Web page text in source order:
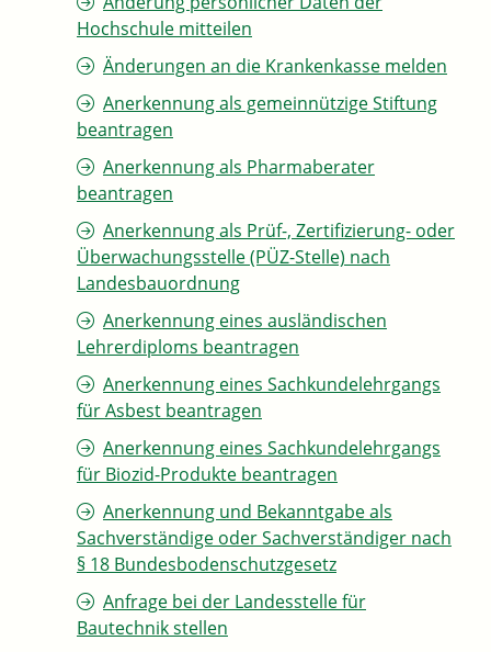
Hochschule mitteilen
Änderungen an die Krankenkasse melden
Anerkennung als gemeinnützige Stiftung
beantragen
Anerkennung als Pharmaberater
beantragen
Anerkennung als Prüf-, Zertifizierung- oder
Überwachungsstelle (PÜZ-Stelle) nach
Landesbauordnung
Anerkennung eines ausländischen
Lehrerdiploms beantragen
Anerkennung eines Sachkundelehrgangs
für Asbest beantragen
Anerkennung eines Sachkundelehrgangs
für Biozid-Produkte beantragen
Anerkennung und Bekanntgabe als
Sachverständige oder Sachverständiger nach
§ 18 Bundesbodenschutzgesetz
Anfrage bei der Landesstelle für
Bautechnik stellen